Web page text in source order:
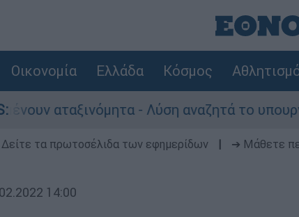
Οικονομία Ελλάδα Κόσμος
- Λύση αναζητά το υπουργείο
τα πρωτοσέλιδα των εφημερίδων ➔ Μάθετε
14:00